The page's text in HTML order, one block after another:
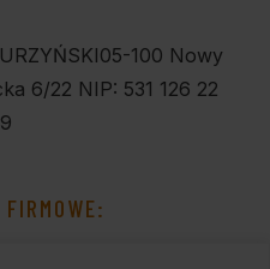
05-100 Nowy
6/22 NIP: 531 126 22